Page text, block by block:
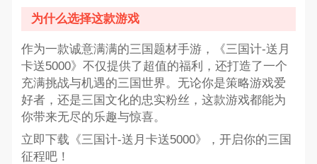
为什么选择这款游戏
作为一款诚意满满的三国题材手游，《三国计-送月
卡送5000》不仅提供了超值的福利，还打造了一个
充满挑战与机遇的三国世界。无论你是策略游戏爱
好者，还是三国文化的忠实粉丝，这款游戏都能为
你带来无尽的乐趣与惊喜。
立即下载《三国计-送月卡送5000》，开启你的三国
征程吧！